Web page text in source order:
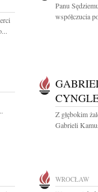
Panu
współczucia
Z głębokim
Gabrieli
WROCŁAW